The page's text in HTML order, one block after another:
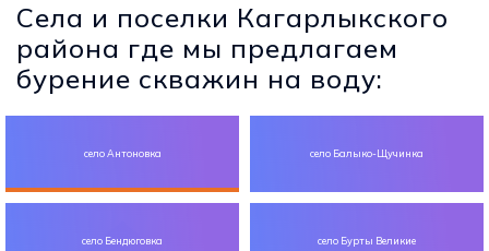
Села и поселки Кагарлыкского
района где мы предлагаем
бурение скважин на воду:
село Антоновка село Балыко-Щучинка
село Бендюговка село Бурты Великие